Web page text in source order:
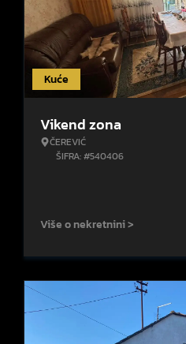
Kuće
Vikend zona
ČEREVIĆ
ŠIFRA: #540406
Više o nekretnini >